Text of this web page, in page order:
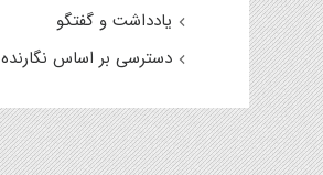
یادداشت و گفتگو
دسترسی بر اساس نگارنده